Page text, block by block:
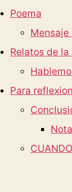
Poema
Relatos de
Para